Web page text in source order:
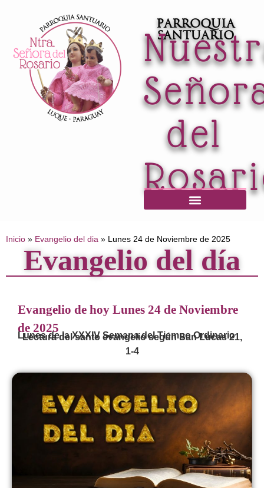
Parroquia
Santuario
del
Inicio » Evangelio del dia » Lunes 24 de Noviembre de 2025
Evangelio del día
Evangelio de hoy Lunes 24 de Noviembre
de 2025
Lunes de la XXXIV Semana del Tiempo Ordinario
Lectura del santo evangelio según San Lucas 21,
1-4